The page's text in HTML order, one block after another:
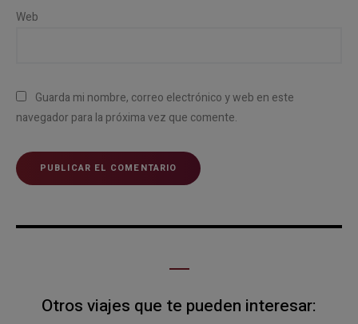
Web
Guarda mi nombre, correo electrónico y web en este
navegador para la próxima vez que comente.
Otros viajes que te pueden interesar: